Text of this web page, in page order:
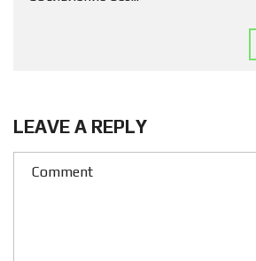
LEAVE A REPLY